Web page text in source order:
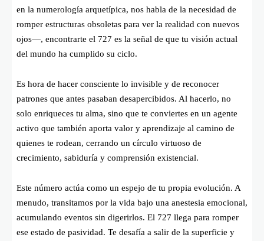
en la numerología arquetípica, nos habla de la necesidad de
romper estructuras obsoletas para ver la realidad con nuevos
ojos—, encontrarte el 727 es la señal de que tu visión actual
del mundo ha cumplido su ciclo.
Es hora de hacer consciente lo invisible y de reconocer
patrones que antes pasaban desapercibidos. Al hacerlo, no
solo enriqueces tu alma, sino que te conviertes en un agente
activo que también aporta valor y aprendizaje al camino de
quienes te rodean, cerrando un círculo virtuoso de
crecimiento, sabiduría y comprensión existencial.
Este número actúa como un espejo de tu propia evolución. A
menudo, transitamos por la vida bajo una anestesia emocional,
acumulando eventos sin digerirlos. El 727 llega para romper
ese estado de pasividad. Te desafía a salir de la superficie y